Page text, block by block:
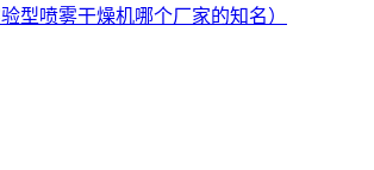
型喷雾干燥机哪个厂家的知名）